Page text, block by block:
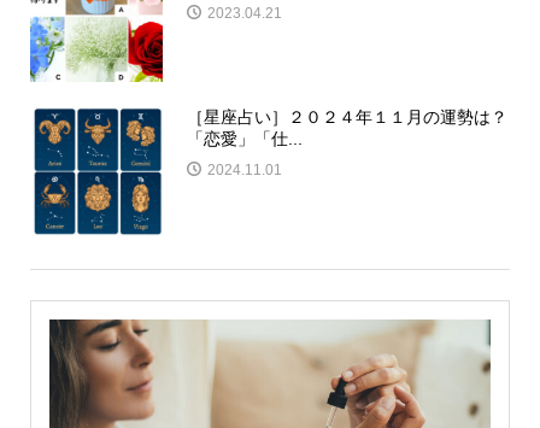
2023.04.21
［星座占い］２０２４年１１月の運勢は？
「恋愛」「仕...
2024.11.01